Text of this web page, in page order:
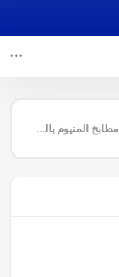
فني مطابخ المنيوم بالرياض